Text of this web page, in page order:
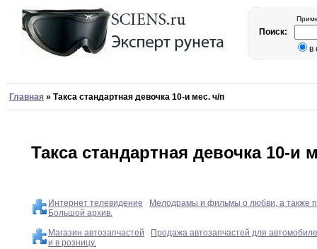
Поиск:
в
Главная » Такса стандартная девочка 10-и мес. ч/п
Такса стандартная девочка 10-и
Интернет телевидение
Мелодрамы и фильмы о любви, а также
Большой архив.
Магазин автозапчастей
Продажа автозапчастей для
и в розницу.